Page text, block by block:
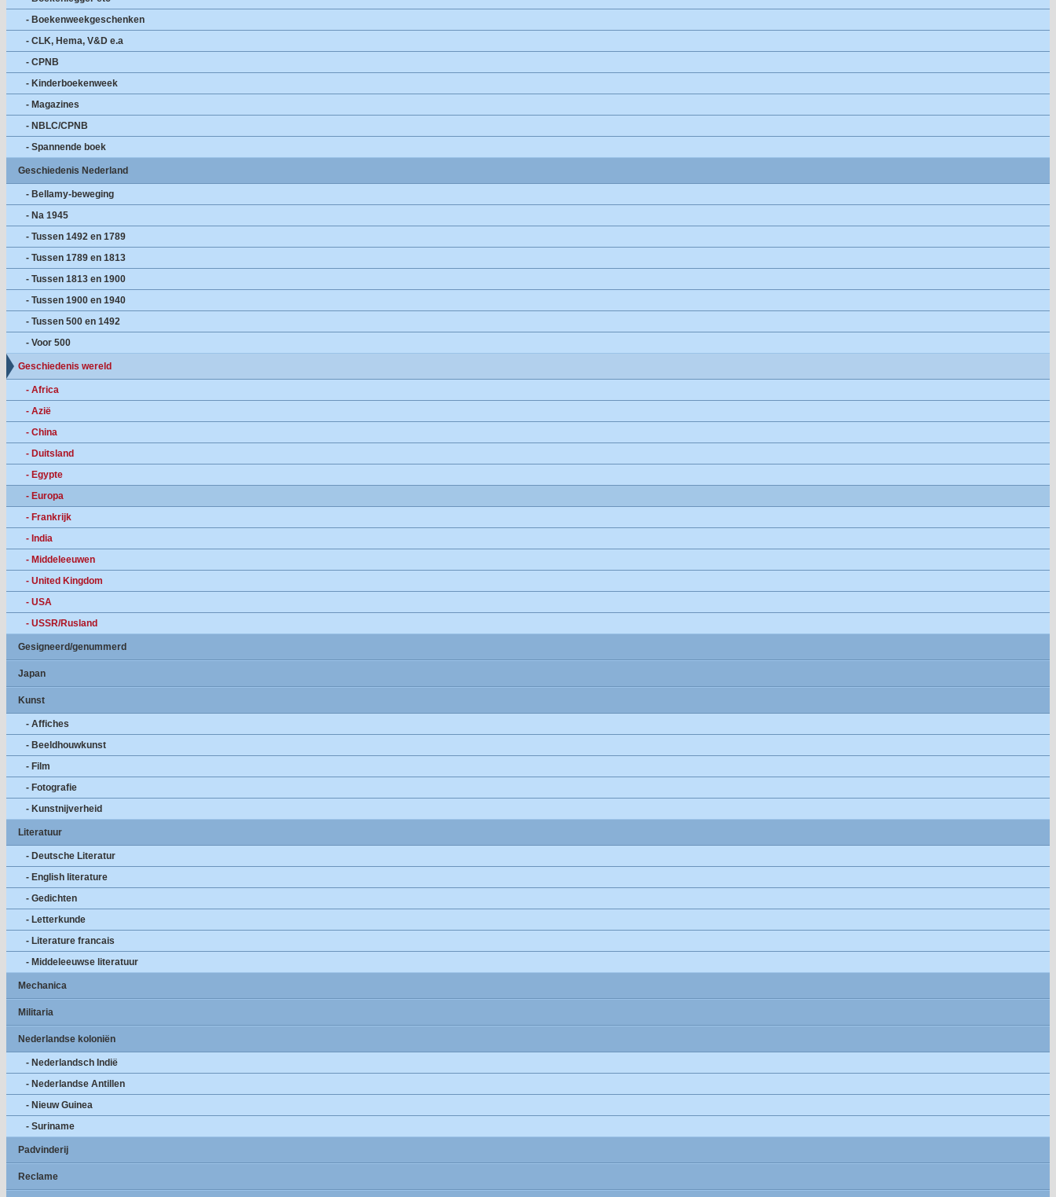
- Boekenweekgeschenken
- CLK, Hema, V&D e.a
- CPNB
- Kinderboekenweek
- Magazines
- NBLC/CPNB
- Spannende boek
Geschiedenis Nederland
- Bellamy-beweging
- Na 1945
- Tussen 1492 en 1789
- Tussen 1789 en 1813
- Tussen 1813 en 1900
- Tussen 1900 en 1940
- Tussen 500 en 1492
- Voor 500
Geschiedenis wereld
- Africa
- Azië
- China
- Duitsland
- Egypte
- Europa
- Frankrijk
- India
- Middeleeuwen
- United Kingdom
- USA
- USSR/Rusland
Gesigneerd/genummerd
Japan
Kunst
- Affiches
- Beeldhouwkunst
- Film
- Fotografie
- Kunstnijverheid
Literatuur
- Deutsche Literatur
- English literature
- Gedichten
- Letterkunde
- Literature francais
- Middeleeuwse literatuur
Mechanica
Militaria
Nederlandse koloniën
- Nederlandsch Indië
- Nederlandse Antillen
- Nieuw Guinea
- Suriname
Padvinderij
Reclame